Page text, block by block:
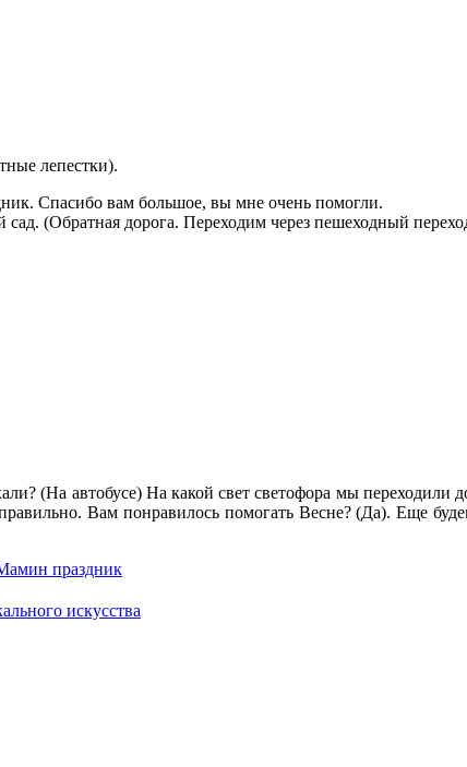
лепестки).
Спасибо вам большое, вы мне очень помогли.
(Обратная дорога. Переходим через пешеходный
(На автобусе) На какой свет светофора мы переходили
Вам понравилось помогать Весне? (Да). Еще
праздник
искусства